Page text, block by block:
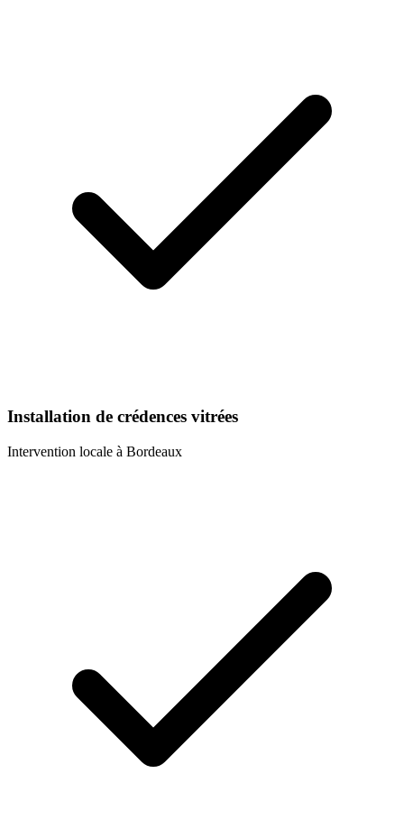
Installation de crédences vitrées
Intervention locale à Bordeaux